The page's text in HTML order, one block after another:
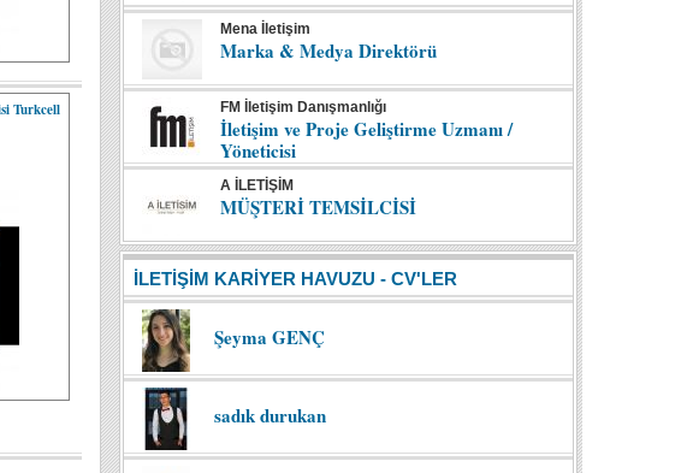
Turkcell
Mena İletişim
Marka & Medya Direktörü
FM İletişim Danışmanlığı
İletişim ve Proje Geliştirme Uzmanı /
Yöneticisi
A İLETİŞİM
MÜŞTERİ TEMSİLCİSİ
İLETİŞİM KARİYER HAVUZU - CV'LER
Şeyma GENÇ
sadık durukan